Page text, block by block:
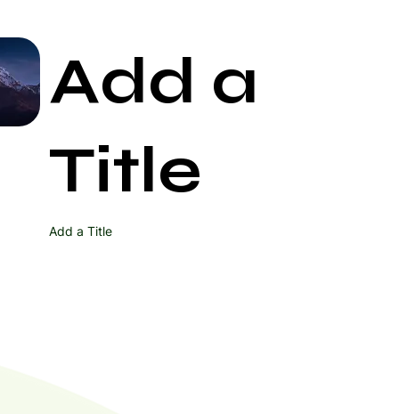
Add a
Title
Add a Title